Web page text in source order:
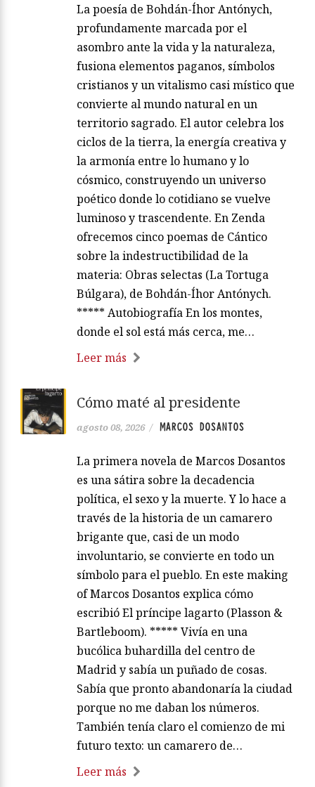
La poesía de Bohdán-Íhor Antónych,
profundamente marcada por el
asombro ante la vida y la naturaleza,
fusiona elementos paganos, símbolos
cristianos y un vitalismo casi místico que
convierte al mundo natural en un
territorio sagrado. El autor celebra los
ciclos de la tierra, la energía creativa y
la armonía entre lo humano y lo
cósmico, construyendo un universo
poético donde lo cotidiano se vuelve
luminoso y trascendente. En Zenda
ofrecemos cinco poemas de Cántico
sobre la indestructibilidad de la
materia: Obras selectas (La Tortuga
Búlgara), de Bohdán-Íhor Antónych.
***** Autobiografía En los montes,
donde el sol está más cerca, me…
Leer más
Cómo maté al presidente
agosto 08, 2026 / MARCOS DOSANTOS
La primera novela de Marcos Dosantos
es una sátira sobre la decadencia
política, el sexo y la muerte. Y lo hace a
través de la historia de un camarero
brigante que, casi de un modo
involuntario, se convierte en todo un
símbolo para el pueblo. En este making
of Marcos Dosantos explica cómo
escribió El príncipe lagarto (Plasson &
Bartleboom). ***** Vivía en una
bucólica buhardilla del centro de
Madrid y sabía un puñado de cosas.
Sabía que pronto abandonaría la ciudad
porque no me daban los números.
También tenía claro el comienzo de mi
futuro texto: un camarero de…
Leer más